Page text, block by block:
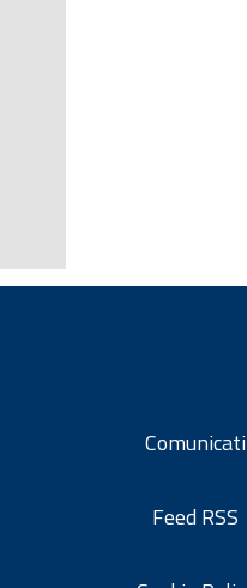
Comunicati
Feed RSS